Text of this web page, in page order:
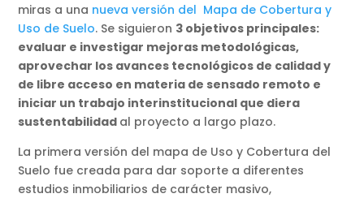
miras a una nueva versión del Mapa de Cobertura y
Uso de Suelo. Se siguieron 3 objetivos principales:
evaluar e investigar mejoras metodológicas,
aprovechar los avances tecnológicos de calidad y
de libre acceso en materia de sensado remoto e
iniciar un trabajo interinstitucional que diera
sustentabilidad al proyecto a largo plazo.
La primera versión del mapa de Uso y Cobertura del
Suelo fue creada para dar soporte a diferentes
estudios inmobiliarios de carácter masivo,